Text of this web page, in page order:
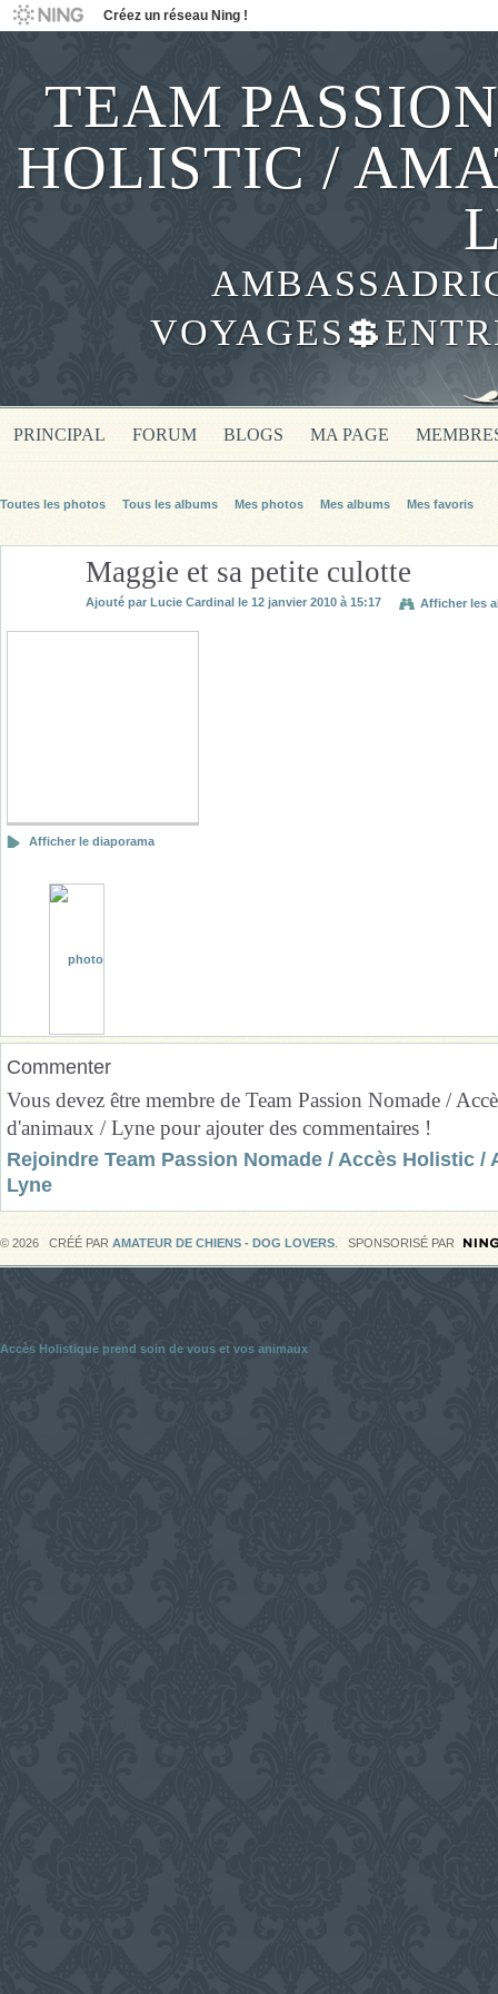
Créez un réseau Ning !
TEAM
HOLISTIC /
PRINCIPAL FORUM BLOGS MA PAGE
Toutes les photos Tous les albums Mes photos Mes albums Mes favoris
Maggie et sa petite culotte
Ajouté par Lucie Cardinal le 12 janvier 2010 à 15:17 Afficher les
Afficher le diaporama
Commenter
Vous devez être membre de Team Passion Nomade /
d'animaux / Lyne pour ajouter des commentaires !
Rejoindre Team Passion Nomade / Accès Holistic /
Lyne
© 2026 CRÉÉ PAR AMATEUR DE CHIENS - DOG LOVERS . SPONSORISÉ PAR
Accès Holistique prend soin de vous et vos animaux